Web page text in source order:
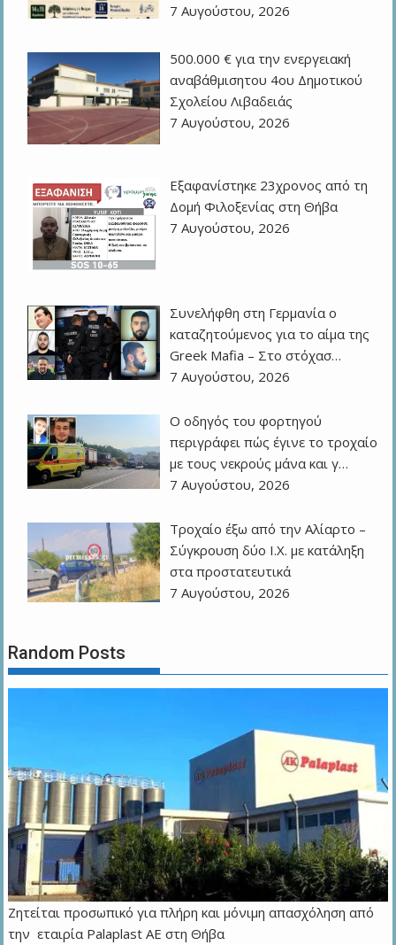
7 Αυγούστου, 2026
500.000 € για την ενεργειακή
αναβάθμισητου 4ου Δημοτικού
Σχολείου Λιβαδειάς
7 Αυγούστου, 2026
Εξαφανίστηκε 23χρονος από τη
Δομή Φιλοξενίας στη Θήβα
7 Αυγούστου, 2026
Συνελήφθη στη Γερμανία ο
καταζητούμενος για το αίμα της
Greek Mafia – Στο στόχασ…
7 Αυγούστου, 2026
Ο οδηγός του φορτηγού
περιγράφει πώς έγινε το τροχαίο
με τους νεκρούς μάνα και γ…
7 Αυγούστου, 2026
Τροχαίο έξω από την Αλίαρτο –
Σύγκρουση δύο Ι.Χ. με κατάληξη
στα προστατευτικά
7 Αυγούστου, 2026
Random Posts
Ζητείται προσωπικό για πλήρη και μόνιμη απασχόληση από
την εταιρία Palaplast AE στη Θήβα